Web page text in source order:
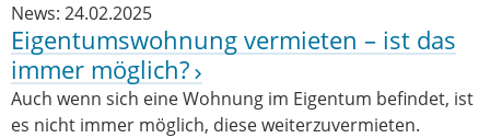
News: 24.02.2025
Eigentumswohnung vermieten – ist das
immer möglich?
Auch wenn sich eine Wohnung im Eigentum befindet, ist
es nicht immer möglich, diese weiterzuvermieten.